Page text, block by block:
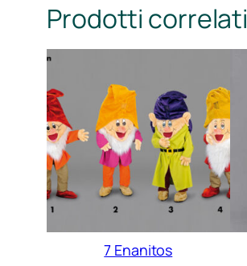
Prodotti correlati
7 Enanitos